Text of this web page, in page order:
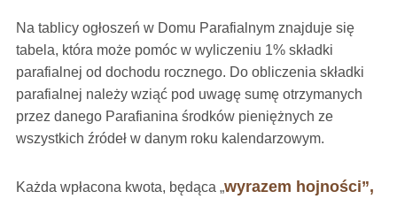
Na tablicy ogłoszeń w Domu Parafialnym znajduje się
tabela, która może pomóc w wyliczeniu 1% składki
parafialnej od dochodu rocznego. Do obliczenia składki
parafialnej należy wziąć pod uwagę sumę otrzymanych
przez danego Parafianina środków pieniężnych ze
wszystkich źródeł w danym roku kalendarzowym.
Każda wpłacona kwota, będąca „wyrazem hojności”,